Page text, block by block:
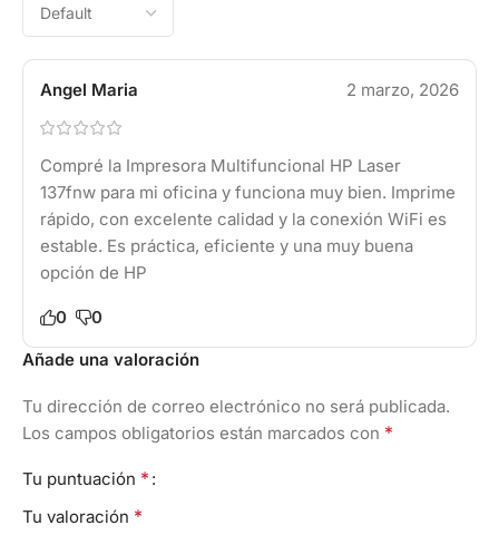
Angel Maria 2 marzo, 2026
Compré la Impresora Multifuncional HP Laser
137fnw para mi oficina y funciona muy bien. Imprime
rápido, con excelente calidad y la conexión WiFi es
estable. Es práctica, eficiente y una muy buena
opción de HP
0
0
Añade una valoración
Tu dirección de correo electrónico no será publicada.
Los campos obligatorios están marcados con *
Tu puntuación *
Tu valoración *